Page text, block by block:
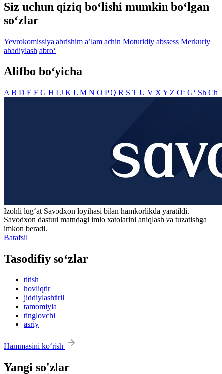
Siz uchun qiziq bo‘lishi mumkin bo‘lgan
so‘zlar
Yevrokomissiya abrishim aʼlam achin Moturidiy abssess Merkuriy
abadiylash abro‘
Alifbo bo‘yicha
A B D E F G H I J K L M N O PQ R S T U V X Y Z O‘ G‘ Sh Ch
Izohli lugʻat Savodxon loyihasi bilan hamkorlikda yaratildi.
Savodxon dasturi matndagi imlo xatolarini aniqlash va tuzatishga
imkon beradi.
Batafsil
Tasodifiy so‘zlar
titish
hovliqtir
jiddiylashtiril
tamomiyla
tinglovchi
asriy
Hammasini ko‘rish
Yangi so'zlar